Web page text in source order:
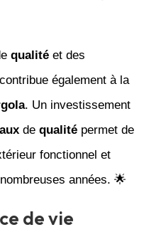
qualitéet des
également à la
. Un investissement
de qualitépermet de
fonctionnel et
années. 🌟
de vie